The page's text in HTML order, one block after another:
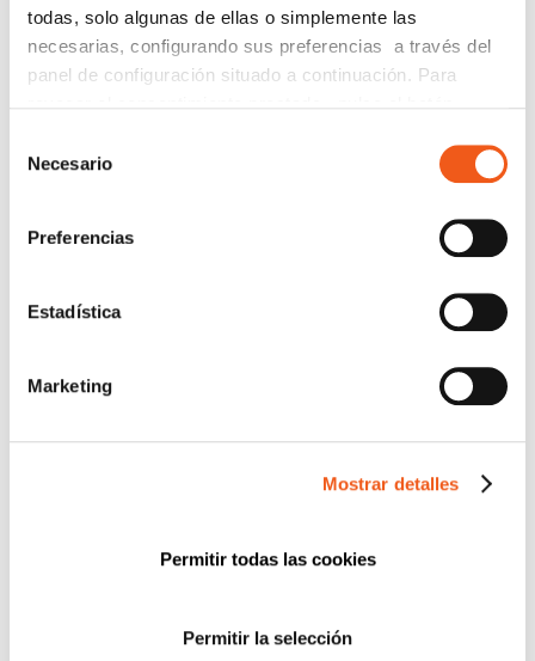
todas, solo algunas de ellas o simplemente las
necesarias, configurando sus preferencias a través del
panel de configuración situado a continuación. Para
consultar nuestra política de cookies
política de cookies
Necesario
Preferencias
Estadística
Marketing
Mostrar detalles
Permitir todas las cookies
Permitir la selección
comerciales.
Enviar
Buscar:
COMPLIANCE
CONSULTORA RGPD